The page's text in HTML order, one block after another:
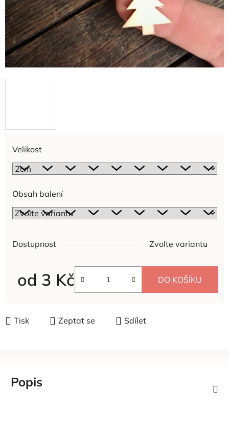
Velikost
Obsah balení
Dostupnost Zvolte variantu
od 3 Kč DO KOŠÍKU
Tisk Zeptat se Sdílet
Popis